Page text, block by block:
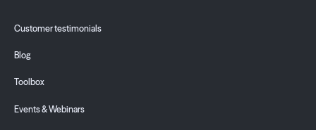
Customer testimonials
Blog
Toolbox
Events & Webinars